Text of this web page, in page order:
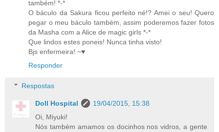
também! *-*
O báculo da Sakura ficou perfeito né!? Amei o seu! Quero
pegar o meu báculo também, assim poderemos fazer fotos
da Masha com a Alice de magic girls *-*
Que lindos estes poneis! Nunca tinha visto!
Bjs enfermeira! ~♥
Responder
Respostas
Doll Hospital
19/04/2015, 15:38
Oi, Miyuki!
Nós também amamos os docinhos nos vidros, a gente